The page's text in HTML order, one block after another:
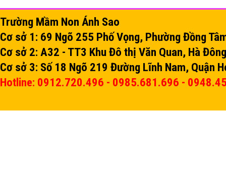
Trường Mầm Non Ánh Sao
Cơ sở 1: 69 Ngõ 255 Phố Vọng, Phường Đồng
Cơ sở 2: A32 - TT3 Khu Đô thị Văn Quan, Hà
Cơ sở 3: Số 18 Ngõ 219 Đường Lĩnh Nam, Quận
Hotline: 0912.720.496 - 0985.681.696 -